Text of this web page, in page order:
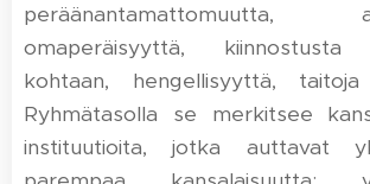
peräänantamattomuutta,
omaperäisyyttä, kiinnostusta
kohtaan, hengellisyyttä,
Ryhmätasolla se merkitsee
instituutioita, jotka auttavat